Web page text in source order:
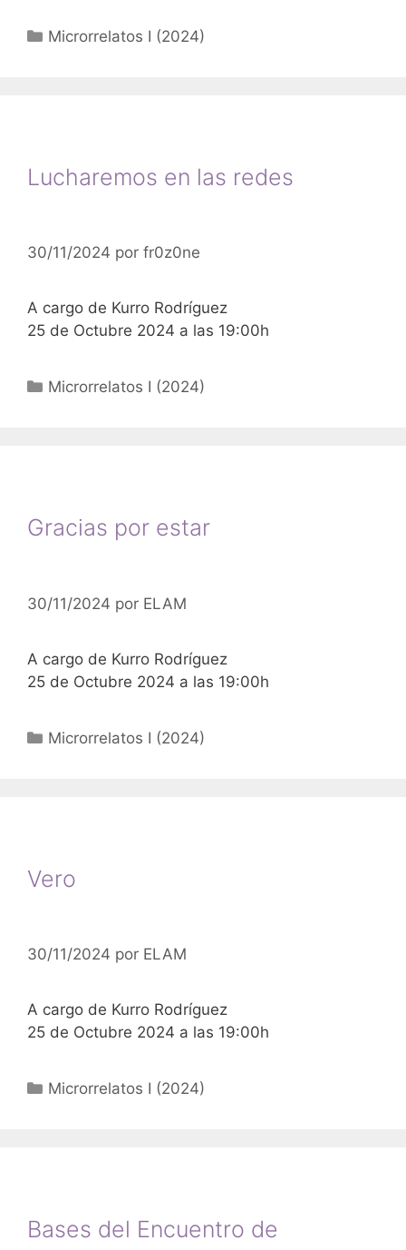
Categorías
Microrrelatos I (2024)
Lucharemos en las redes
30/11/2024 por fr0z0ne
A cargo de Kurro Rodríguez
25 de Octubre 2024 a las 19:00h
Categorías
Microrrelatos I (2024)
Gracias por estar
30/11/2024 por ELAM
A cargo de Kurro Rodríguez
25 de Octubre 2024 a las 19:00h
Categorías
Microrrelatos I (2024)
Vero
30/11/2024 por ELAM
A cargo de Kurro Rodríguez
25 de Octubre 2024 a las 19:00h
Categorías
Microrrelatos I (2024)
Bases del Encuentro de